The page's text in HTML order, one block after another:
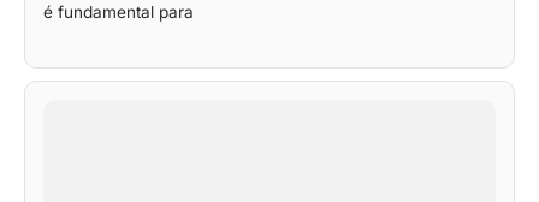
é fundamental para